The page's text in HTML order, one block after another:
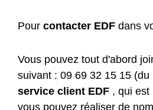
Pour contacter EDF dans
Vous pouvez tout d'abord
suivant : 09 69 32 15 15
service client EDF , qui est
vous pouvez réaliser de